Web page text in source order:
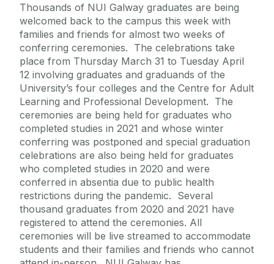
Thousands of NUI Galway graduates are being
welcomed back to the campus this week with
families and friends for almost two weeks of
conferring ceremonies. The celebrations take
place from Thursday March 31 to Tuesday April
12 involving graduates and graduands of the
University’s four colleges and the Centre for Adult
Learning and Professional Development. The
ceremonies are being held for graduates who
completed studies in 2021 and whose winter
conferring was postponed and special graduation
celebrations are also being held for graduates
who completed studies in 2020 and were
conferred in absentia due to public health
restrictions during the pandemic. Several
thousand graduates from 2020 and 2021 have
registered to attend the ceremonies. All
ceremonies will be live streamed to accommodate
students and their families and friends who cannot